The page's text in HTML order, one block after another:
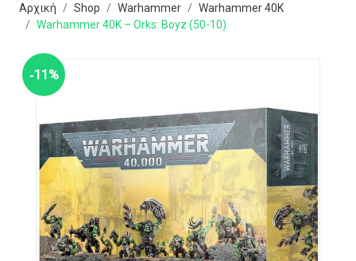
Αρχική Shop Warhammer
Warhammer 40K
Warhammer 40K – Orks: Boyz (50-10)
‑11%